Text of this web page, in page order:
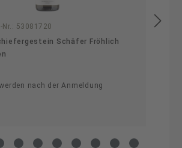
Nr.: 53081720
Schäfer Fröhlich
nach der Anmeldung